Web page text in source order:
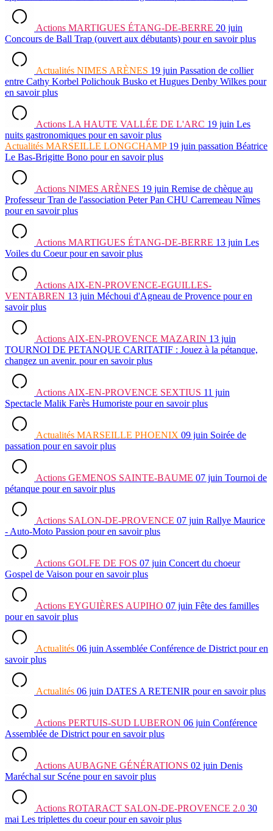
Actions MARTIGUES ÉTANG-DE-BERRE 20 juin
Concours de Ball Trap (ouvert aux débutants) pour en savoir plus
Actualités NIMES ARÈNES 19 juin Passation de collier
entre Cathy Korbel Polichouk Busko et Hugues Denby Wilkes pour
en savoir plus
Actions LA HAUTE VALLÉE DE L'ARC 19 juin Les
nuits gastronomiques pour en savoir plus
Actualités MARSEILLE LONGCHAMP 19 juin passation Béatrice
Le Bas-Brigitte Bono pour en savoir plus
Actions NIMES ARÈNES 19 juin Remise de chèque au
Professeur Tran de l'association Peter Pan CHU Carremeau Nîmes
pour en savoir plus
Actions MARTIGUES ÉTANG-DE-BERRE 13 juin Les
Voiles du Coeur pour en savoir plus
Actions AIX-EN-PROVENCE-EGUILLES-
VENTABREN 13 juin Méchoui d'Agneau de Provence pour en
savoir plus
Actions AIX-EN-PROVENCE MAZARIN 13 juin
TOURNOI DE PETANQUE CARITATIF : Jouez à la pétanque,
changez un avenir. pour en savoir plus
Actions AIX-EN-PROVENCE SEXTIUS 11 juin
Spectacle Malik Farès Humoriste pour en savoir plus
Actualités MARSEILLE PHOENIX 09 juin Soirée de
passation pour en savoir plus
Actions GEMENOS SAINTE-BAUME 07 juin Tournoi de
pétanque pour en savoir plus
Actions SALON-DE-PROVENCE 07 juin Rallye Maurice
- Auto-Moto Passion pour en savoir plus
Actions GOLFE DE FOS 07 juin Concert du choeur
Gospel de Vaison pour en savoir plus
Actions EYGUIÈRES AUPIHO 07 juin Fête des familles
pour en savoir plus
Actualités 06 juin Assemblée Conférence de District pour en
savoir plus
Actualités 06 juin DATES A RETENIR pour en savoir plus
Actions PERTUIS-SUD LUBERON 06 juin Conférence
Assemblée de District pour en savoir plus
Actions AUBAGNE GÉNÉRATIONS 02 juin Denis
Maréchal sur Scéne pour en savoir plus
Actions ROTARACT SALON-DE-PROVENCE 2.0 30
mai Les triplettes du coeur pour en savoir plus